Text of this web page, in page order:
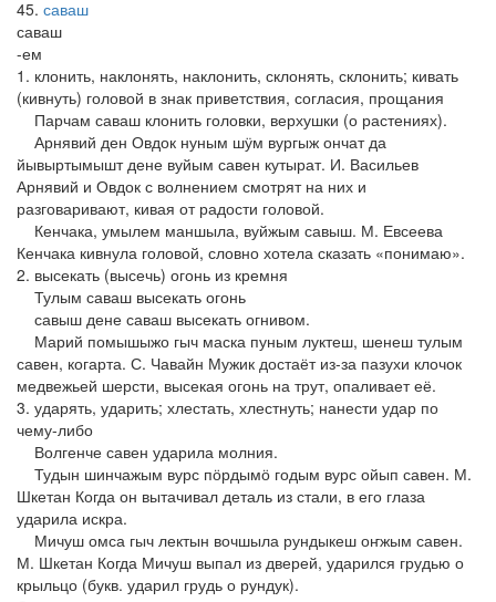
45 саваш
саваш
-ем
1. клонить, наклонять, наклонить, склонять, склонить; кивать
(кивнуть) головой в знак приветствия, согласия, прощания
Парчам саваш клонить головки, верхушки (о растениях).
Арнявий ден Овдок нуным шӱм вургыж ончат да
йывыртымышт дене вуйым савен кутырат. И. Васильев
Арнявий и Овдок с волнением смотрят на них и
разговаривают, кивая от радости головой.
Кенчака, умылем маншыла, вуйжым савыш. М. Евсеева
Кенчака кивнула головой, словно хотела сказать «понимаю».
2. высекать (высечь) огонь из кремня
Тулым саваш высекать огонь
савыш дене саваш высекать огнивом.
Марий помышыжо гыч маска пуным луктеш, шенеш тулым
савен, когарта. С. Чавайн Мужик достаёт из-за пазухи клочок
медвежьей шерсти, высекая огонь на трут, опаливает её.
3. ударять, ударить; хлестать, хлестнуть; нанести удар по
чему-либо
Волгенче савен ударила молния.
Тудын шинчажым вурс пӧрдымӧ годым вурс ойып савен. М.
Шкетан Когда он вытачивал деталь из стали, в его глаза
ударила искра.
Мичуш омса гыч лектын вочшыла рундыкеш оҥжым савен.
М. Шкетан Когда Мичуш выпал из дверей, ударился грудью о
крыльцо (букв. ударил грудь о рундук).